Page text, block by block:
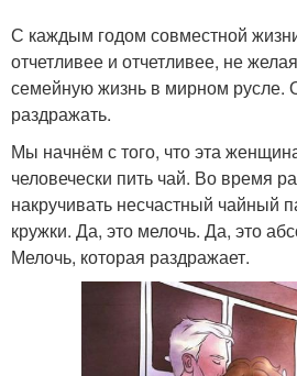
С каждым годом совместной
отчетливее и отчетливее, не
семейную жизнь в мирном русле.
раздражать.
Мы начнём с того, что эта
человечески пить чай. Во время
накручивать несчастный чайный
кружки. Да, это мелочь. Да, это
Мелочь, которая раздражает.